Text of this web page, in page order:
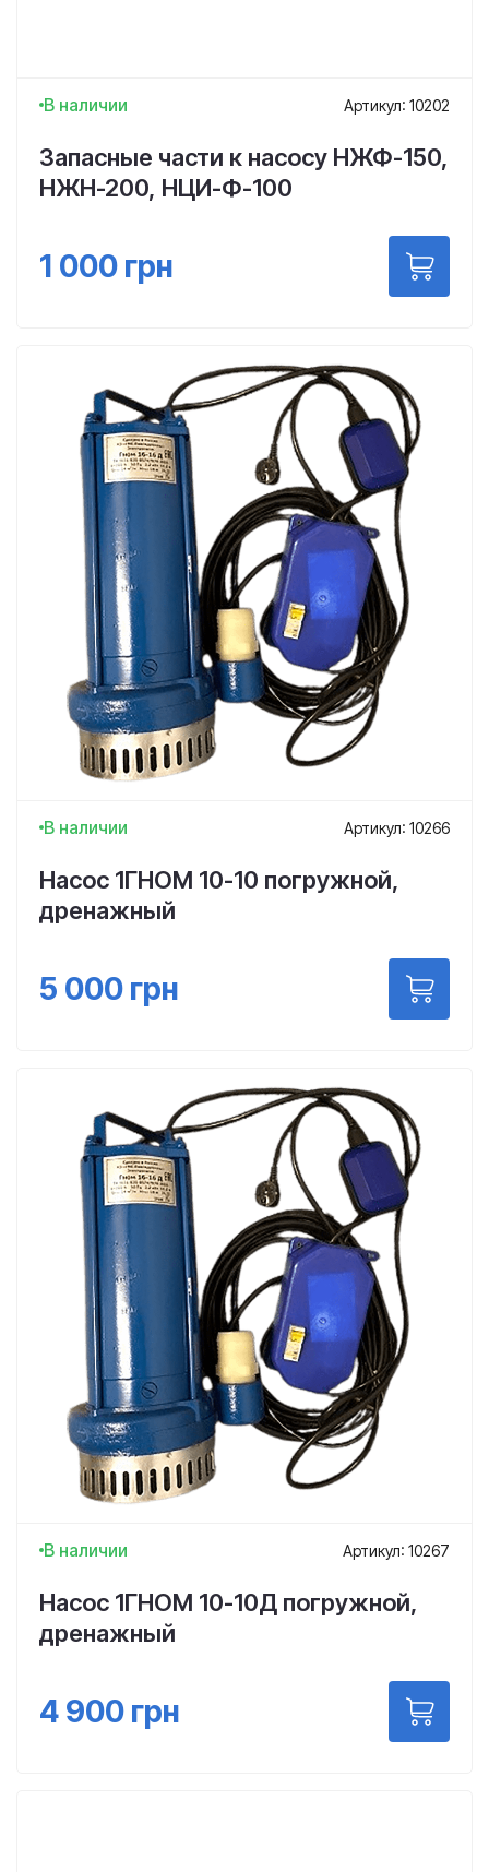
В наличии Артикул: 10202
Запасные части к насосу НЖФ-150,
НЖН-200, НЦИ-Ф-100
1 000 грн
В наличии Артикул: 10266
Насос 1ГНОМ 10-10 погружной,
дренажный
5 000 грн
В наличии Артикул: 10267
Насос 1ГНОМ 10-10Д погружной,
дренажный
4 900 грн